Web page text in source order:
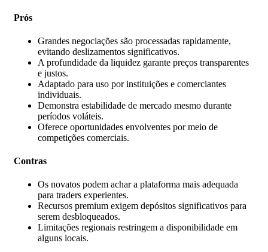
Prós
Grandes negociações são processadas rapidamente,
evitando deslizamentos significativos.
A profundidade da liquidez garante preços transparentes
e justos.
Adaptado para uso por instituições e comerciantes
individuais.
Demonstra estabilidade de mercado mesmo durante
períodos voláteis.
Oferece oportunidades envolventes por meio de
competições comerciais.
Contras
Os novatos podem achar a plataforma mais adequada
para traders experientes.
Recursos premium exigem depósitos significativos para
serem desbloqueados.
Limitações regionais restringem a disponibilidade em
alguns locais.